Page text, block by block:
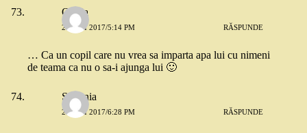
Olivia
26 MAI 2017/5:14 PM RĂSPUNDE
… Ca un copil care nu vrea sa imparta apa lui cu nimeni
de teama ca nu o sa-i ajunga lui 🙂
Stefania
26 MAI 2017/6:28 PM RĂSPUNDE